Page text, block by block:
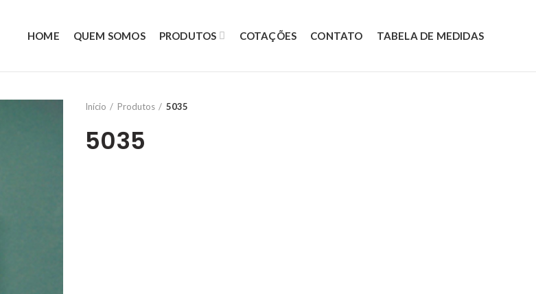
HOME QUEM SOMOS PRODUTOS COTAÇÕES CONTATO TABELA DE MEDIDAS
Início Produtos 5035
5035